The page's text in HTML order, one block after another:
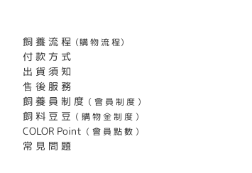
飼 養 流 程 （購 物 流 程）
付 款 方 式
出 貨 須 知
售 後 服 務
飼 養 員 制 度 （ 會 員 制 度 ）
飼 料 豆 豆 （ 購 物 金 制 度 ）
COLOR Point （ 會 員 點 數 ）
常 見 問 題